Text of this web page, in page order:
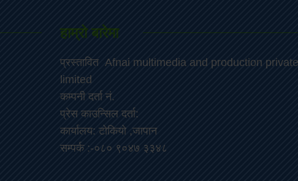
हाम्रो बारेमा
प्रस्तावित Afnai multimedia and production private
limited
कम्पनी दर्ता नं.
प्रेस काउन्सिल दर्ता:
कार्यालय: टोकियो ,जापान
सम्पर्क :-०८० ९०४७ ३३४८